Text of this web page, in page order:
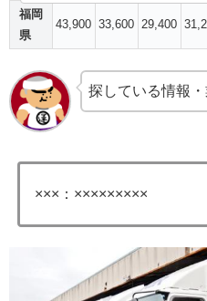
福岡
県
43,900 33,600 29,400
探している情報
×××：×××××××××